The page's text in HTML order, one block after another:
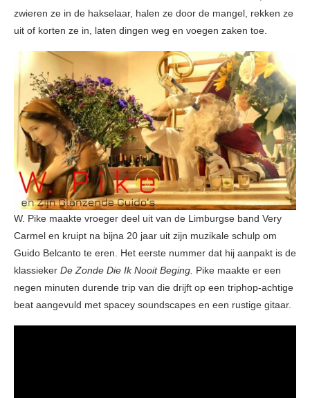
zwieren ze in de hakselaar, halen ze door de mangel, rekken ze
uit of korten ze in, laten dingen weg en voegen zaken toe.
W. Pike maakte vroeger deel uit van de Limburgse band Very
Carmel en kruipt na bijna 20 jaar uit zijn muzikale schulp om
Guido Belcanto te eren. Het eerste nummer dat hij aanpakt is de
klassieker De Zonde Die Ik Nooit Beging. Pike maakte er een
negen minuten durende trip van die drijft op een triphop-achtige
beat aangevuld met spacey soundscapes en een rustige gitaar.